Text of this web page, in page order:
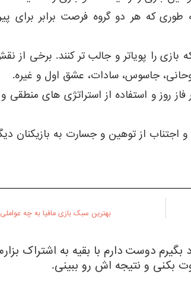
طوری که هر دو گروه فرصت برابر برای
را پویاتر و جالب تر کنند. برخی از
روحانی، جاسوس، سادات، عشق اول و غیره.
روز و استفاده از استراتژی های منطقی و
اجتناب از توهین و جسارت به بازیکنان
بهترین سبک بازی مافیا به چه
بگیرم دوست دارم با بقیه به اشتراک
بکنی و نتیجه اش رو ببینی.